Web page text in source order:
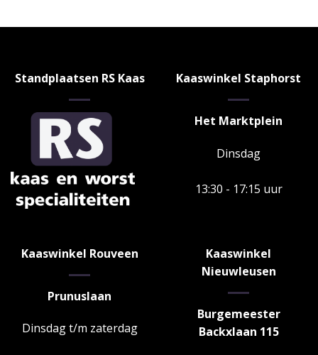
Standplaatsen RS Kaas Kaaswinkel Staphorst
Het Marktplein
Dinsdag
13:30 - 17:15 uur
Kaaswinkel Rouveen
Prunuslaan
Dinsdag t/m zaterdag
Kaaswinkel
Nieuwleusen
Burgemeester
Backxlaan 115